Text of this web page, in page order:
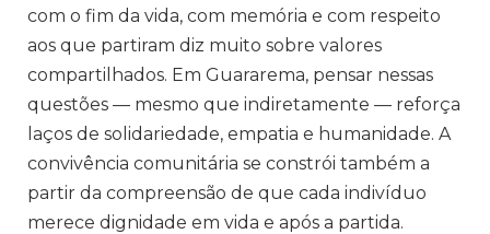
com o fim da vida, com memória e com respeito
aos que partiram diz muito sobre valores
compartilhados. Em Guararema, pensar nessas
questões — mesmo que indiretamente — reforça
laços de solidariedade, empatia e humanidade. A
convivência comunitária se constrói também a
partir da compreensão de que cada indivíduo
merece dignidade em vida e após a partida.